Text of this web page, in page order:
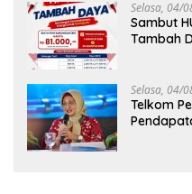
Selasa, 04/
Sambut
Tambah
Selasa, 04/
Telkom